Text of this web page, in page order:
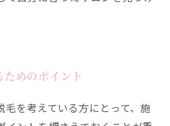
めのポイント
を考えている方にとって、施